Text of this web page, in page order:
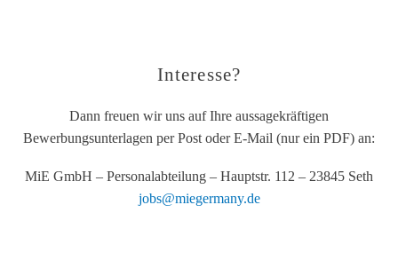
Interesse?
Dann freuen wir uns auf Ihre aussagekräftigen
Bewerbungsunterlagen per Post oder E-Mail (nur ein PDF) an:
MiE GmbH – Personalabteilung – Hauptstr. 112 – 23845 Seth
jobs@miegermany.de